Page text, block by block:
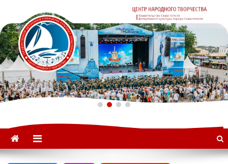
ГАУК «ЦНТ» –
Севастопольский Центр
народного творчества